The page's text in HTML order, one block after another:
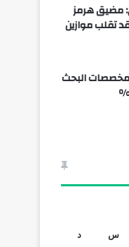
مضيق هرمز
تقلب موازين
مخصصات البحث
س د